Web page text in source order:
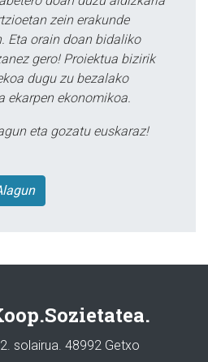
zein erakunde
Eta orain doan bidaliko
gero! Proiektua bizirik
dugu zu bezalako
ekarpen ekonomikoa.
eta gozatu euskaraz!
solairua. 48992 Getxo